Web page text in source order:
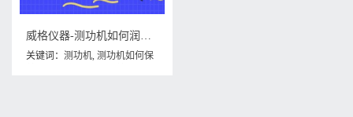
威格仪器-测功机如何润滑保养
关键词： 测功机, 测功机如何保